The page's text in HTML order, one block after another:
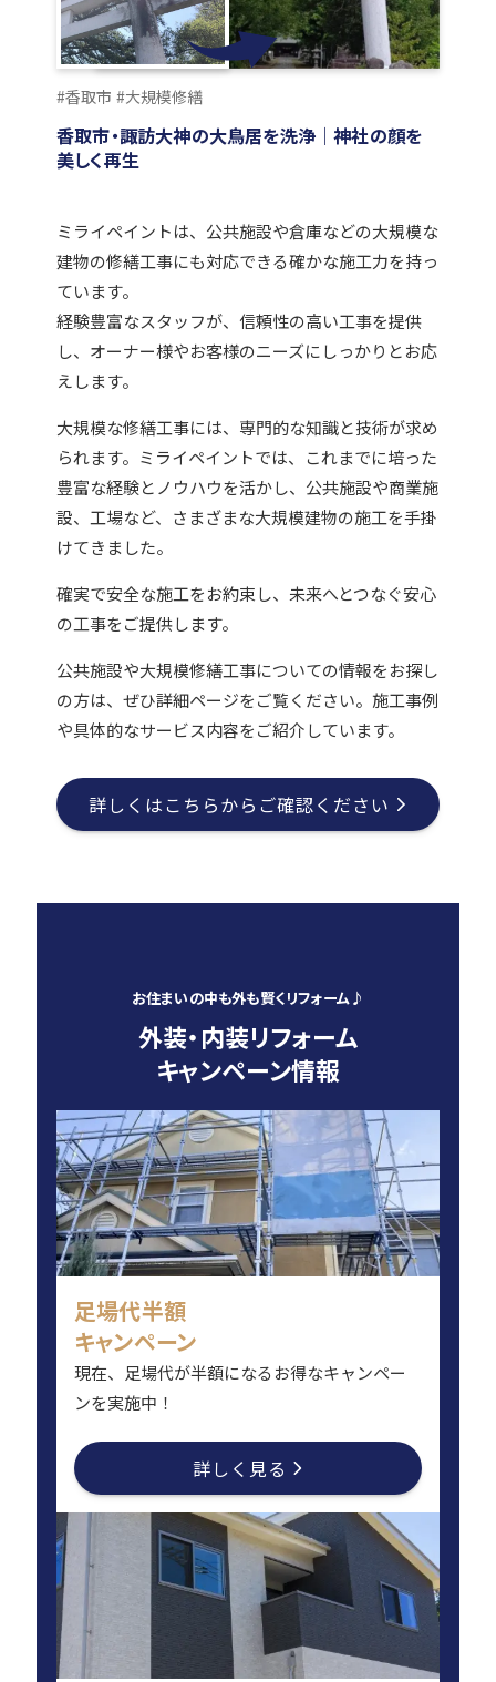
#香取市 #大規模修繕
香取市・諏訪大神の大鳥居を洗浄｜神社の顔を
美しく再生
ミライペイントは、公共施設や倉庫などの大規模な
建物の修繕工事にも対応できる確かな施工力を持っ
ています。
経験豊富なスタッフが、信頼性の高い工事を提供
し、オーナー様やお客様のニーズにしっかりとお応
えします。
大規模な修繕工事には、専門的な知識と技術が求め
られます。ミライペイントでは、これまでに培った
豊富な経験とノウハウを活かし、公共施設や商業施
設、工場など、さまざまな大規模建物の施工を手掛
けてきました。
確実で安全な施工をお約束し、未来へとつなぐ安心
の工事をご提供します。
公共施設や大規模修繕工事についての情報をお探し
の方は、ぜひ詳細ページをご覧ください。施工事例
や具体的なサービス内容をご紹介しています。
詳しくはこちらからご確認ください
お住まいの中も外も賢くリフォーム♪
外装・内装リフォーム
キャンペーン情報
足場代半額
キャンペーン
現在、足場代が半額になるお得なキャンペー
ンを実施中！
詳しく見る